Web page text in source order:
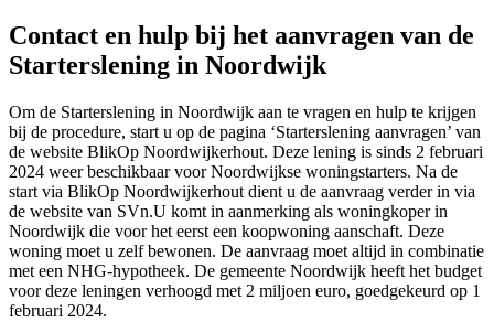
Contact en hulp bij het aanvragen van de
Starterslening in Noordwijk
Om de Starterslening in Noordwijk aan te vragen en hulp te krijgen
bij de procedure, start u op de pagina ‘Starterslening aanvragen’ van
de website BlikOp Noordwijkerhout. Deze lening is sinds 2 februari
2024 weer beschikbaar voor Noordwijkse woningstarters. Na de
start via BlikOp Noordwijkerhout dient u de aanvraag verder in via
de website van SVn.U komt in aanmerking als woningkoper in
Noordwijk die voor het eerst een koopwoning aanschaft. Deze
woning moet u zelf bewonen. De aanvraag moet altijd in combinatie
met een NHG-hypotheek. De gemeente Noordwijk heeft het budget
voor deze leningen verhoogd met 2 miljoen euro, goedgekeurd op 1
februari 2024.